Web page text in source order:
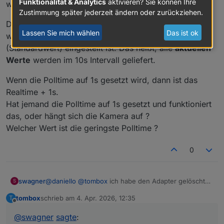
wenn er abgerufen wird.
Die Werte sind Poll Werte mit einem Updateintervall,
welcher in den Instanzeinstellungen auf 10s
(Standardwert) eingestellt ist. Das heißt, alleaktuellen
Werte werden im 10s Intervall geliefert.
Wenn die Polltime auf 1s gesetzt wird, dann ist das
Realtime + 1s.
Hat jemand die Polltime auf 1s gesetzt und funktioniert
das, oder hängt sich die Kamera auf ?
Welcher Wert ist die geringste Polltime ?
0
S swagner@daniello @tombox ich habe den Adapter gelöscht
events0x erzeugt, siehe a.) b.)
a.)
EAA -> detection -> events0x -> alarm_type
b.)
T tomboxschrieb am 4. Apr. 2026, 12:35
zuletzt editiert von
@swagner sagte:
Funktionalität & Analytics aktivieren? Sie können Ihre
Zustimmung später jederzeit ändern oder zurückziehen.
Lassen Sie mich wählen Das ist ok